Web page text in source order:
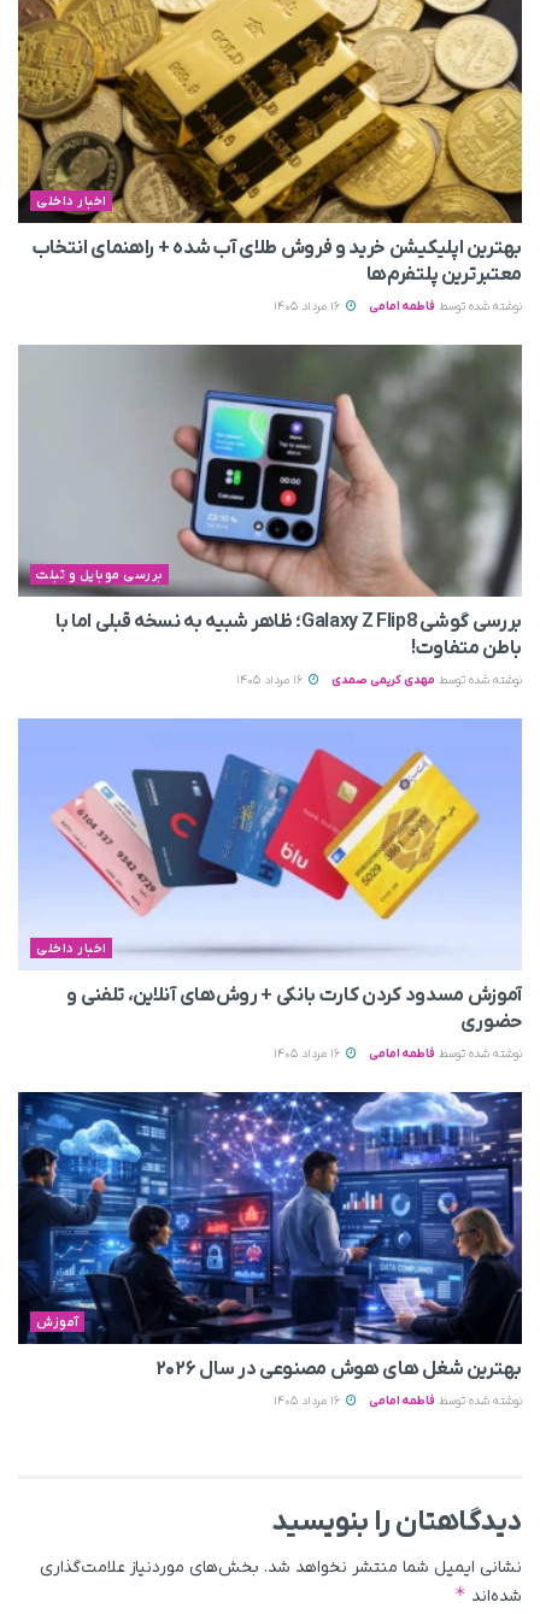
اخبار داخلی
بهترین اپلیکیشن خرید و فروش طلای آب شده + راهنمای انتخاب
معتبرترین پلتفرم‌ها
نوشته شده توسط فاطمه امامی
بررسی موبایل و تبلت
بررسی گوشی Galaxy Z Flip8؛ ظاهر شبیه به نسخه قبلی اما با
باطن متفاوت!
نوشته شده توسط مهدی کریمی صمدی
اخبار داخلی
آموزش مسدود کردن کارت بانکی + روش‌های آنلاین، تلفنی و
حضوری
نوشته شده توسط فاطمه امامی
آموزش
بهترین شغل های هوش مصنوعی در سال ۲۰۲۶
نوشته شده توسط فاطمه امامی
دیدگاهتان را بنویسید
نشانی ایمیل شما منتشر نخواهد شد. بخش‌های موردنیاز علامت‌گذاری
شده‌اند *